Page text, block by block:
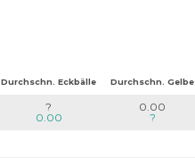
Durchschn. Eckbälle Durchschn. Gelbe
?
0.00
0.00
?